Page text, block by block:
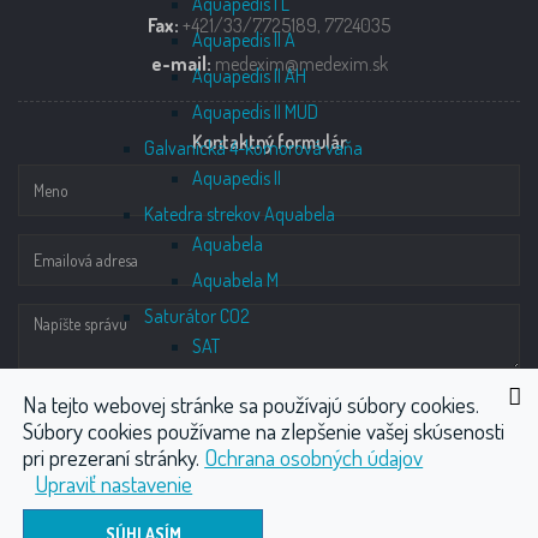
Aquapedis II A
Aquapedis II AH
Aquapedis II MUD
Galvanická 4-komorová vaňa
Aquapedis II
Katedra strekov Aquabela
Aquabela
Aquabela M
Saturátor CO2
SAT
Profilaktika
Starostlivosť o vane
Podmienky záruky
Revízie elektrickej inštalácie
Fax: +421/33/7725189, 7724035
e-mail: medexim@medexim.sk
Kontaktný formulár
Na tejto webovej stránke sa používajú súbory cookies.
Súbory cookies používame na zlepšenie vašej skúsenosti
pri prezeraní stránky. Ochrana osobných údajov
Upraviť nastavenie